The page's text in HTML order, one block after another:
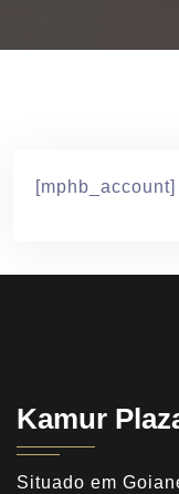
[mphb_account]
Kamur
Situado em